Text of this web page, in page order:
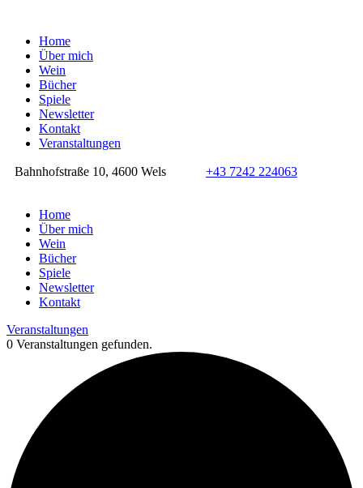
Home
Über mich
Wein
Bücher
Spiele
Newsletter
Kontakt
Veranstaltungen
Bahnhofstraße 10, 4600 Wels +43 7242 224063
Home
Über mich
Wein
Bücher
Spiele
Newsletter
Kontakt
Veranstaltungen
0 Veranstaltungen gefunden.